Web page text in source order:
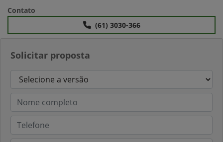
Solicitar proposta
Contato
(61) 3030-366